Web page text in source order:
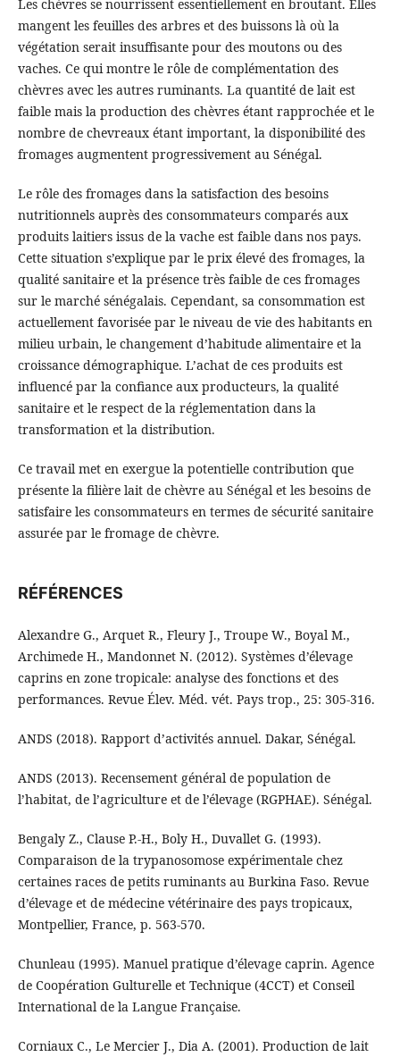
Les chèvres se nourrissent essentiellement en broutant. Elles
mangent les feuilles des arbres et des buissons là où la
végétation serait insuffisante pour des moutons ou des
vaches. Ce qui montre le rôle de complémentation des
chèvres avec les autres ruminants. La quantité de lait est
faible mais la production des chèvres étant rapprochée et le
nombre de chevreaux étant important, la disponibilité des
fromages augmentent progressivement au Sénégal.
Le rôle des fromages dans la satisfaction des besoins
nutritionnels auprès des consommateurs comparés aux
produits laitiers issus de la vache est faible dans nos pays.
Cette situation s’explique par le prix élevé des fromages, la
qualité sanitaire et la présence très faible de ces fromages
sur le marché sénégalais. Cependant, sa consommation est
actuellement favorisée par le niveau de vie des habitants en
milieu urbain, le changement d’habitude alimentaire et la
croissance démographique. L’achat de ces produits est
influencé par la confiance aux producteurs, la qualité
sanitaire et le respect de la réglementation dans la
transformation et la distribution.
Ce travail met en exergue la potentielle contribution que
présente la filière lait de chèvre au Sénégal et les besoins de
satisfaire les consommateurs en termes de sécurité sanitaire
assurée par le fromage de chèvre.
RÉFÉRENCES
Alexandre G., Arquet R., Fleury J., Troupe W., Boyal M.,
Archimede H., Mandonnet N. (2012). Systèmes d’élevage
caprins en zone tropicale: analyse des fonctions et des
performances. Revue Élev. Méd. vét. Pays trop., 25: 305-316.
ANDS (2018). Rapport d’activités annuel. Dakar, Sénégal.
ANDS (2013). Recensement général de population de
l’habitat, de l’agriculture et de l’élevage (RGPHAE). Sénégal.
Bengaly Z., Clause P.-H., Boly H., Duvallet G. (1993).
Comparaison de la trypanosomose expérimentale chez
certaines races de petits ruminants au Burkina Faso. Revue
d’élevage et de médecine vétérinaire des pays tropicaux,
Montpellier, France, p. 563-570.
Chunleau (1995). Manuel pratique d’élevage caprin. Agence
de Coopération Gulturelle et Technique (4CCT) et Conseil
International de la Langue Française.
Corniaux C., Le Mercier J., Dia A. (2001). Production de lait